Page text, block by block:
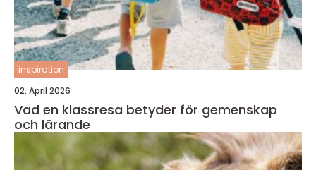
inspiration
02. April 2026
Vad en klassresa betyder för gemenskap
och lärande